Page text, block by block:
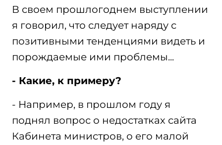
В своем прошлогоднем выступлении
я говорил, что следует наряду с
позитивными тенденциями видеть и
порождаемые ими проблемы...
- Какие, к примеру?
- Например, в прошлом году я
поднял вопрос о недостатках сайта
Кабинета министров, о его малой